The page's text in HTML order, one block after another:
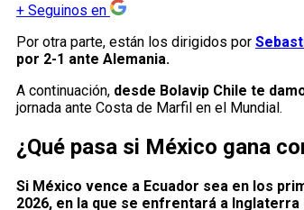
+ Seguinos en
Por otra parte, están los dirigidos por
por 2-1 ante Alemania.
A continuación, desde Bolavip Chile te
jornada ante Costa de Marfil en el Mundial.
¿Qué pasa si México gana
Si México vence a Ecuador sea en los
2026, en la que se enfrentará a Inglaterra